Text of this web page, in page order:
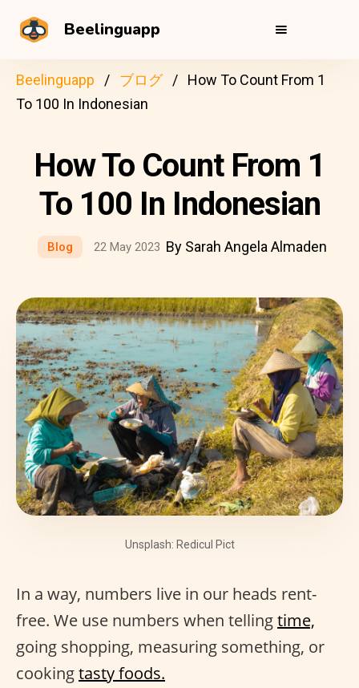
Beelinguapp
Beelinguapp ブログ
How To Count From 1
To 100 In Indonesian
How To Count From 1
To 100 In Indonesian
Blog 22 May 2023 By Sarah Angela Almaden
Unsplash: Redicul Pict
In a way, numbers live in our heads rent-
free. We use numbers when tellingtime,
going shopping, measuring something, or
cookingtasty foods.